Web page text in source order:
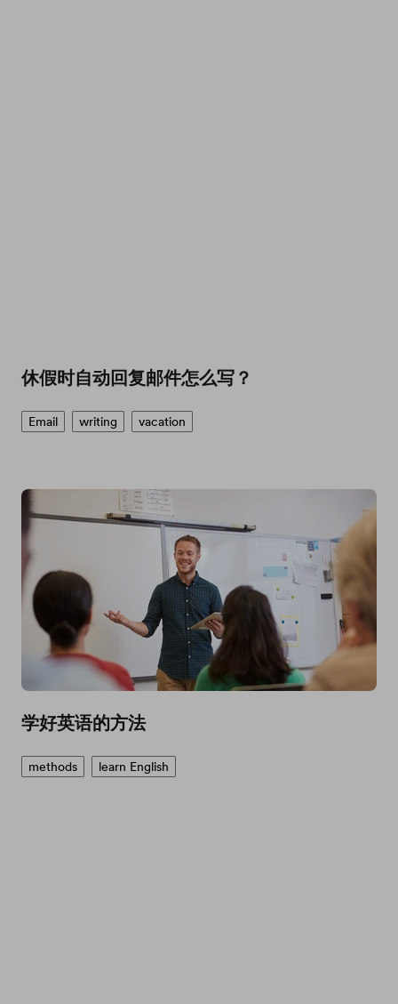
休假时自动回复邮件怎么写？
Email writing vacation
学好英语的方法
methods learn English